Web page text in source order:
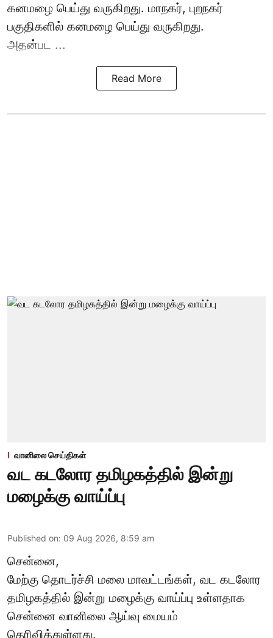
கனமழை பெய்து வருகிறது. மாநகர், புறநகர்
பகுதிகளில் கனமழை பெய்து வருகிறது.
அதன்பட ...
Read More
வானிலை செய்திகள்
வட கடலோர தமிழகத்தில் இன்று
மழைக்கு வாய்ப்பு
Published on: 09 Aug 2026, 8:59 am
சென்னை,
மேற்கு தொடர்ச்சி மலை மாவட்டங்கள், வட கடலோர
தமிழகத்தில் இன்று மழைக்கு வாய்ப்பு உள்ளதாக
சென்னை வானிலை ஆய்வு மையம்
தெரிவித்துள்ளது.